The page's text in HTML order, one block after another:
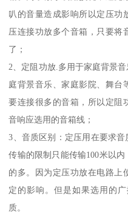
叭的音量造成影响所以定压功
压连接功放多个音箱，只要将
了；
2、定阻功放.多用于家庭背景
庭背景音乐、家庭影院、舞台
要连接很多的音箱，所以定阻
音响应选用的音箱线；
3、音质区别：定压用在要求
传输的限制只能传输100米以
的多。因为定压功放在电路上
定的影响。但是如果选用的
质。